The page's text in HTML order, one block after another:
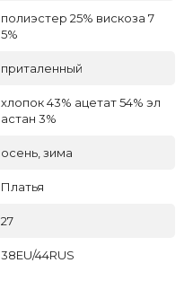
полиэстер 25% вискоза 7
5%
приталенный
хлопок 43% ацетат 54% эл
астан 3%
осень, зима
Платья
27
38EU/44RUS